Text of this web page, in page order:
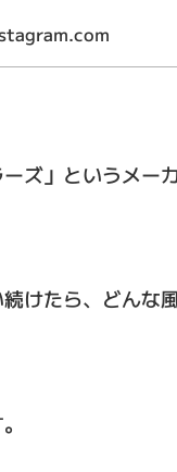
ーズ」というメー
けたら、どんな